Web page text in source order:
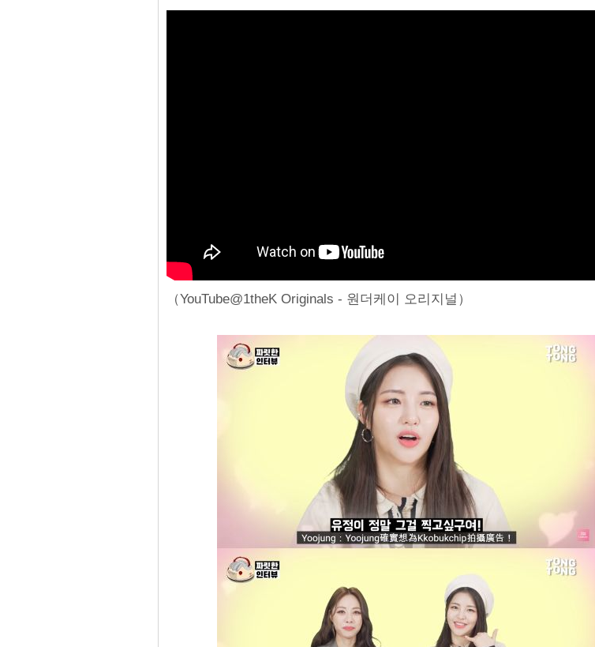
（YouTube@1theK Originals - 원더케이 오리지널）